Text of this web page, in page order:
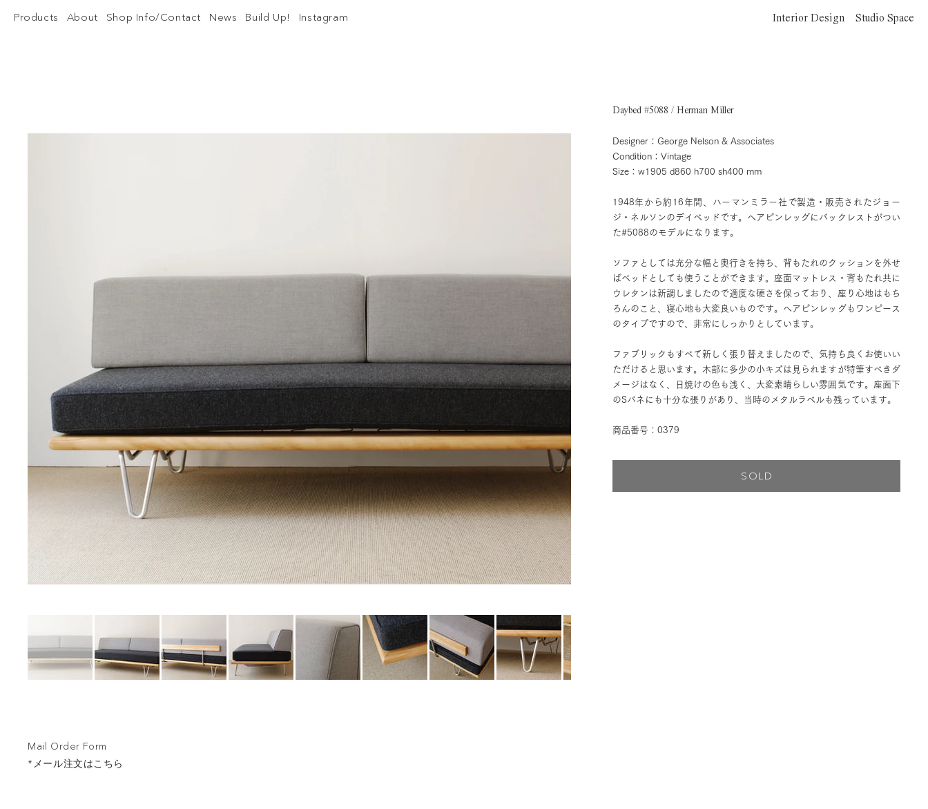
Interior Design Studio Space
Products About Shop Info/Contact News Build Up! Instagram
Mail Order Form
*メール注文はこちら
Daybed #5088 / Herman Miller
Designer：George Nelson & Associates
Condition：Vintage
Size：w1905 d860 h700 sh400 mm
1948年から約16年間、ハーマンミラー社で製造・販売されたジョー
ジ・ネルソンのデイベッドです。ヘアピンレッグにバックレストがつい
た#5088のモデルになります。
ソファとしては充分な幅と奥行きを持ち、背もたれのクッションを外せ
ばベッドとしても使うことができます。座面マットレス・背もたれ共に
ウレタンは新調しましたので適度な硬さを保っており、座り心地はもち
ろんのこと、寝心地も大変良いものです。ヘアピンレッグもワンピース
のタイプですので、非常にしっかりとしています。
ファブリックもすべて新しく張り替えましたので、気持ち良くお使いい
ただけると思います。木部に多少の小キズは見られますが特筆すべきダ
メージはなく、日焼けの色も浅く、大変素晴らしい雰囲気です。座面下
のSバネにも十分な張りがあり、当時のメタルラベルも残っています。
商品番号：0379
SOLD